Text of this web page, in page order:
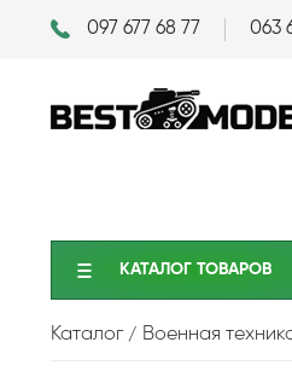
097 677 68 77 063
КАТАЛОГ ТОВАРОВ
Каталог Военная